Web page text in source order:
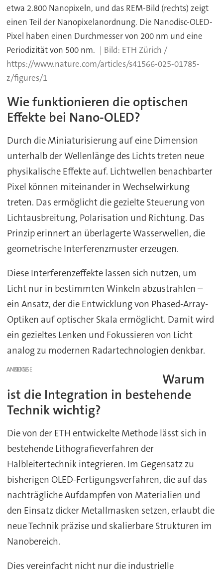
etwa 2.800 Nanopixeln, und das REM-Bild (rechts) zeigt
einen Teil der Nanopixelanordnung. Die Nanodisc-OLED-
Pixel haben einen Durchmesser von 200 nm und eine
Periodizität von 500 nm.
ETH Zürich /
https://www.nature.com/articles/s41566-025-01785-
z/figures/1
Wie funktionieren die optischen
Effekte bei Nano-OLED?
Durch die Miniaturisierung auf eine Dimension
unterhalb der Wellenlänge des Lichts treten neue
physikalische Effekte auf. Lichtwellen benachbarter
Pixel können miteinander in Wechselwirkung
treten. Das ermöglicht die gezielte Steuerung von
Lichtausbreitung, Polarisation und Richtung. Das
Prinzip erinnert an überlagerte Wasserwellen, die
geometrische Interferenzmuster erzeugen.
Diese Interferenzeffekte lassen sich nutzen, um
Licht nur in bestimmten Winkeln abzustrahlen –
ein Ansatz, der die Entwicklung von Phased-Array-
Optiken auf optischer Skala ermöglicht. Damit wird
ein gezieltes Lenken und Fokussieren von Licht
analog zu modernen Radartechnologien denkbar.
ANZEIGE
Warum
ist die Integration in bestehende
Technik wichtig?
Die von der ETH entwickelte Methode lässt sich in
bestehende Lithografieverfahren der
Halbleitertechnik integrieren. Im Gegensatz zu
bisherigen OLED-Fertigungsverfahren, die auf das
nachträgliche Aufdampfen von Materialien und
den Einsatz dicker Metallmasken setzen, erlaubt die
neue Technik präzise und skalierbare Strukturen im
Nanobereich.
Dies vereinfacht nicht nur die industrielle